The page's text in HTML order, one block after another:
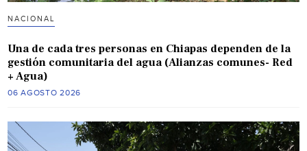
NACIONAL
Una de cada tres personas en Chiapas dependen de la
gestión comunitaria del agua (Alianzas comunes- Red
+ Agua)
06 AGOSTO 2026